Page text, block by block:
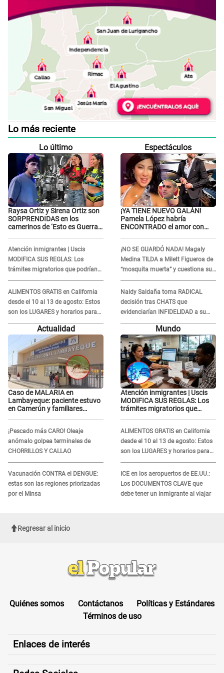
Lo más reciente
Lo último
Raysa Ortiz y Sirena Ortiz son
SORPRENDIDAS en los
camerinos de ‘Esto es Guerra’
Gabriel Moisés: “Gracias”
Atención inmigrantes | Uscis
MODIFICA SUS REGLAS: Los
trámites migratorios que podrían
necesitar tu prueba de ADN
ALIMENTOS GRATIS en California
desde el 10 al 13 de agosto: Estos
son los LUGARES y horarios para
recibir la ayuda
Espectáculos
¡YA TIENE NUEVO GALÁN!
Pamela López habría
ENCONTRADO el amor con
la ECHA en VIVO
¡NO SE GUARDÓ NADA! Magaly
Medina TILDA a Milett Figueroa de
“mosquita muerta” y cuestiona su
RECONCILIACIÓN con Marcelo
Tinelli en TV argentina
Naldy Saldaña toma RADICAL
decisión tras CHATS que
evidenciarían INFIDELIDAD a su
novio con animador de 'La Bella
Luz': "Un día..."
Actualidad
Caso de MALARIA en
Lambayeque: paciente estuvo
en Camerún y familiares
¡Pescado más CARO! Oleaje
anómalo golpea terminales de
CHORRILLOS Y CALLAO
Vacunación CONTRA el DENGUE:
estas son las regiones priorizadas
por el Minsa
Mundo
Atención inmigrantes | Uscis
MODIFICA SUS REGLAS: Los
trámites migratorios que
ALIMENTOS GRATIS en California
desde el 10 al 13 de agosto: Estos
son los LUGARES y horarios para
recibir la ayuda
ICE en los aeropuertos de EE.UU.:
Los DOCUMENTOS CLAVE que
debe tener un inmigrante al viajar
Regresar al inicio
Quiénes somos Contáctanos
Políticas y Estándares
Términos de uso
Enlaces de interés